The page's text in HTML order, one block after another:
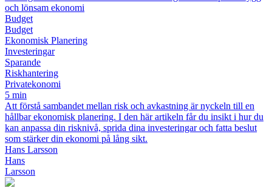
och lönsam ekonomi
Budget
Budget
Ekonomisk Planering
Investeringar
Sparande
Riskhantering
Privatekonomi
5 min
Att förstå sambandet mellan risk och avkastning är nyckeln till en
hållbar ekonomisk planering. I den här artikeln får du insikt i hur du
kan anpassa din risknivå, sprida dina investeringar och fatta beslut
som stärker din ekonomi på lång sikt.
Hans Larsson
Hans
Larsson